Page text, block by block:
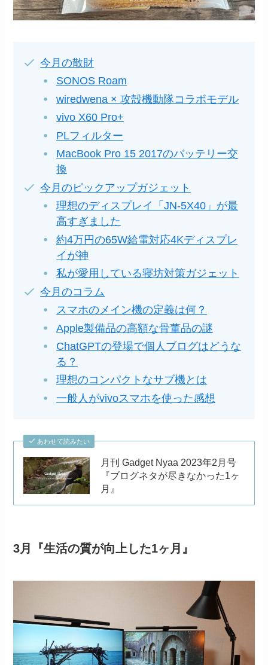
今月の散財
SONOS Roam
wiredwena × 攻殻機動隊コラボモデル
vivo X60 Pro+
PLフィルター
MacBook Pro 15 2017のバッテリー交
換
今月のピックアップガジェット
理想のディスプレイ「JN-5X40」が最
高すぎました
約4万円の65W給電対応4Kディスプレ
イが神
私が愛用している寝坊対策ガジェット
今月のコラム
スマホのメイン機の定義は何？
Apple製備品の高額な骨董品の謎
ChatGPTの登場で個人ブログはどうな
る？
理想のコンパクトなサブ機とは
一般人がvivoスマホを使った感想
あわせて読みたい
月刊 Gadget Nyaa 2023年2月号
『ブログネタが尽きなかった1ヶ
月』
3月『生活の質が向上した1ヶ月』